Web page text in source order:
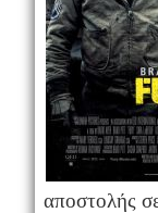
αποστολής